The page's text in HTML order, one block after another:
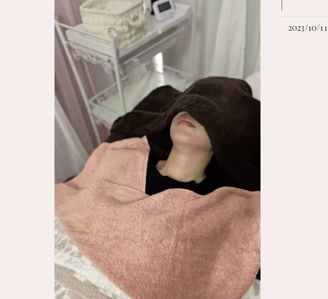
2023/10/11